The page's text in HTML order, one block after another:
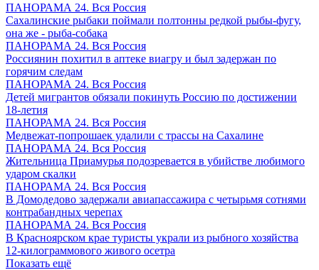
ПАНОРАМА 24. Вся Россия
Сахалинские рыбаки поймали полтонны редкой рыбы-фугу,
она же - рыба-собака
ПАНОРАМА 24. Вся Россия
Россиянин похитил в аптеке виагру и был задержан по
горячим следам
ПАНОРАМА 24. Вся Россия
Детей мигрантов обязали покинуть Россию по достижении
18-летия
ПАНОРАМА 24. Вся Россия
Медвежат-попрошаек удалили с трассы на Сахалине
ПАНОРАМА 24. Вся Россия
Жительница Приамурья подозревается в убийстве любимого
ударом скалки
ПАНОРАМА 24. Вся Россия
В Домодедово задержали авиапассажира с четырьмя сотнями
контрабандных черепах
ПАНОРАМА 24. Вся Россия
В Красноярском крае туристы украли из рыбного хозяйства
12-килограммового живого осетра
Показать ещё